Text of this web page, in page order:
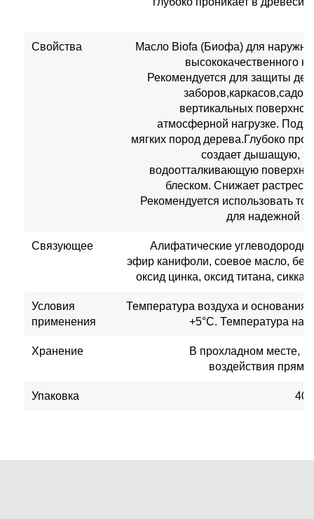
Свойства
Масло Biofa (Биофа) для
высококачественного
Рекомендуется для защиты
вертикальных
атмосферной нагрузке.
мягких пород дерева.Глубоко
создает дышащую,
водоотталкивающую
блеском. Снижает
Рекомендуется использовать
для надежной
Связующее
Алифатические
эфир канифоли, соевое масло,
оксид цинка, оксид титана,
Условия
применения
Температура воздуха и
+5°C. Температура
Хранение
В прохладном месте,
воздействия
Упаковка